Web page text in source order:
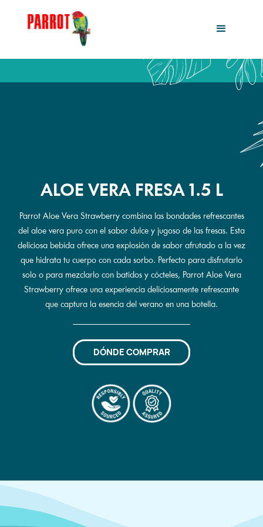
ALOE VERA FRESA 1.5 L
Parrot Aloe Vera Strawberry combina las bondades refrescantes
del aloe vera puro con el sabor dulce y jugoso de las fresas. Esta
deliciosa bebida ofrece una explosión de sabor afrutado a la vez
que hidrata tu cuerpo con cada sorbo. Perfecto para disfrutarlo
solo o para mezclarlo con batidos y cócteles, Parrot Aloe Vera
Strawberry ofrece una experiencia deliciosamente refrescante
que captura la esencia del verano en una botella.
DÓNDE COMPRAR